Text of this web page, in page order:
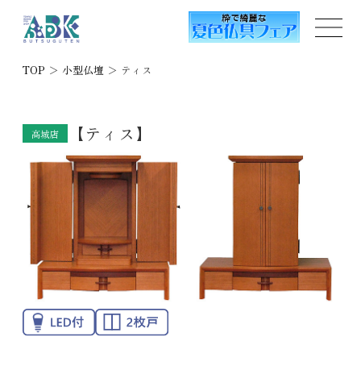
TOP ＞ 小型仏壇 ＞ ティス
高城店 【ティス】